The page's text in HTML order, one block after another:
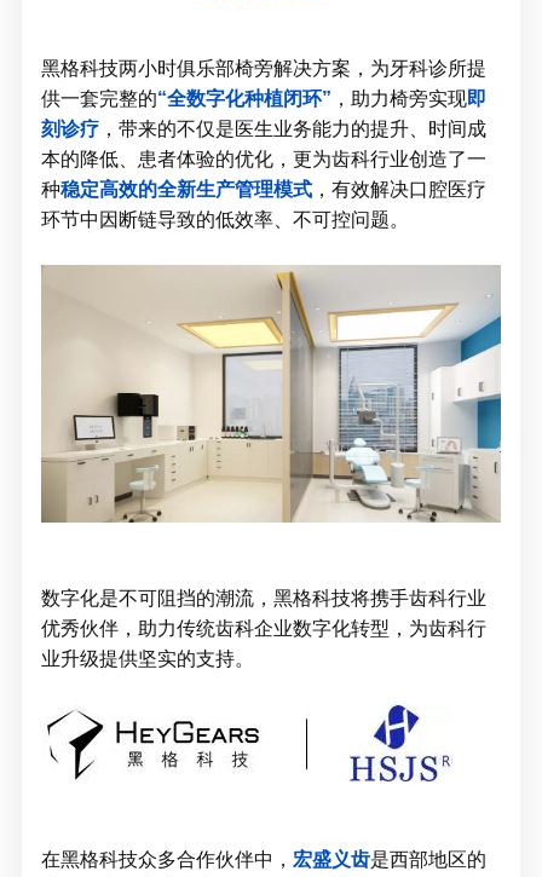
黑格科技两小时俱乐部椅旁解决方案，为牙科诊所提
供一套完整的“全数字化种植闭环” ，助力椅旁实现即
刻诊疗 ，带来的不仅是医生业务能力的提升、时间成
本的降低、患者体验的优化，更为齿科行业创造了一
种稳定高效的全新生产管理模式 ，有效解决口腔医疗
环节中因断链导致的低效率、不可控问题。
数字化是不可阻挡的潮流，黑格科技将携手齿科行业
优秀伙伴，助力传统齿科企业数字化转型，为齿科行
业升级提供坚实的支持。
在黑格科技众多合作伙伴中， 宏盛义齿是西部地区的